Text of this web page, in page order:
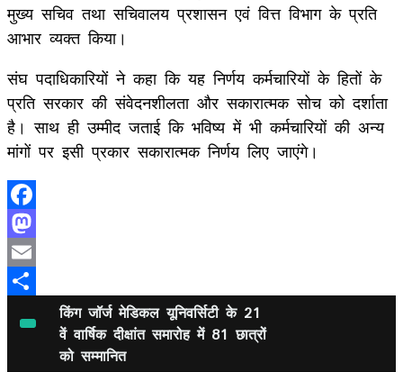
मुख्य सचिव तथा सचिवालय प्रशासन एवं वित्त विभाग के प्रति
आभार व्यक्त किया।
संघ पदाधिकारियों ने कहा कि यह निर्णय कर्मचारियों के हितों के
प्रति सरकार की संवेदनशीलता और सकारात्मक सोच को दर्शाता
है। साथ ही उम्मीद जताई कि भविष्य में भी कर्मचारियों की अन्य
मांगों पर इसी प्रकार सकारात्मक निर्णय लिए जाएंगे।
Facebook
Mastodon
Email
किंग जॉर्ज मेडिकल यूनिवर्सिटी के 21
वें वार्षिक दीक्षांत समारोह में 81 छात्रों
को सम्मानित